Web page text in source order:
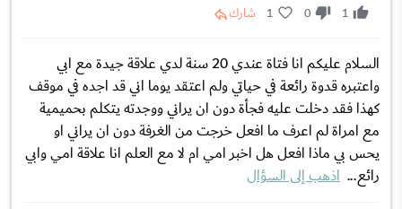
1
0
1 شارك
السلام عليكم انا فتاة عندي 20 سنة لدي علاقة جيدة مع ابي
واعتبره قدوة رائعة في حياتي ولم اعتقد يوما اني قد اجده في موقف
كهذا فقد دخلت عليه فجأة دون ان يراني ووجدته يتكلم بحميمية
مع امراة لم اعرف ما افعل خرجت من الغرفة دون ان يراني او
يحس بي ماذا افعل هل اخبر امي ام لا مع العلم انا علاقة امي وابي
رائع... اذهب إلى السؤال